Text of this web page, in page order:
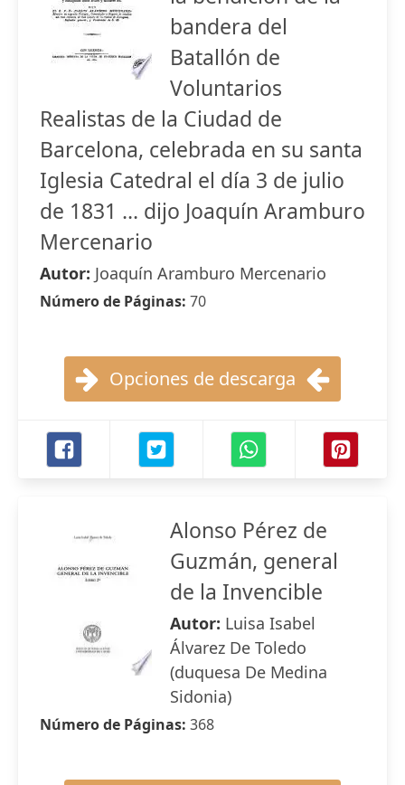
bandera del
Batallón de
Voluntarios
Realistas de la Ciudad de
Barcelona, celebrada en su santa
Iglesia Catedral el día 3 de julio
de 1831 ... dijo Joaquín Aramburo
Mercenario
Autor: Joaquín Aramburo Mercenario
Número de Páginas: 70
Opciones de descarga
Alonso Pérez de
Guzmán, general
de la Invencible
Autor: Luisa Isabel
Álvarez De Toledo
(duquesa De Medina
Sidonia)
Número de Páginas: 368